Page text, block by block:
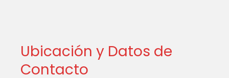
Ubicación y Datos de
Contacto